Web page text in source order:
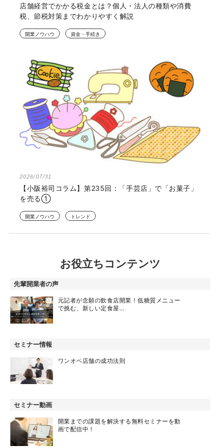
店舗経営でかかる税金とは？個人・法人の種類や消費
税、節税対策までわかりやすく解説
開業ノウハウ 資金・手続き
2026/07/31
【小阪裕司コラム】第235回：「手芸店」で「お菓子」
を売る①
開業ノウハウ トレンド
お役立ちコンテンツ
先輩開業者の声
元記者が念願の飲食店開業！低糖質メニュー
で挑む、新しい定食屋…
セミナー情報
ワンオペ店舗の成功法則
セミナー動画
開業までの課題を解決する無料セミナーを動
画で配信中！